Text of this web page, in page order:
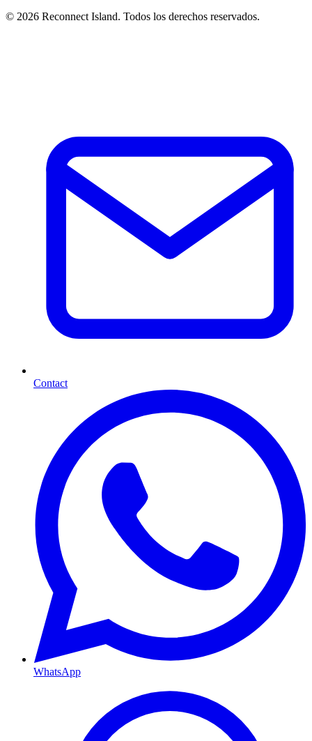
© 2026 Reconnect Island. Todos los derechos reservados.
Contact
WhatsApp